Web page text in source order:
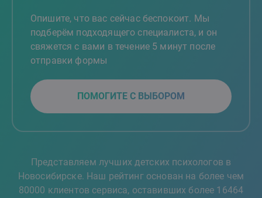
Опишите, что вас сейчас беспокоит. Мы
подберём подходящего специалиста, и он
свяжется с вами в течение 5 минут после
отправки формы
ПОМОГИТЕ С ВЫБОРОМ
Представляем лучших детских психологов в
Новосибирске. Наш рейтинг основан на более чем
80000 клиентов сервиса, оставивших более 16464